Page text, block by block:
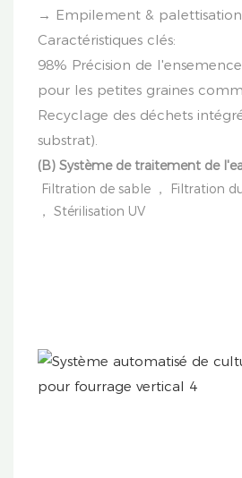
→ Empilement &
Caractéristiques clés:
98% Précision de
pour les petites graines
Recyclage des déchets
substrat).
(B) Système de traitement de
Filtration de sable ， Filtration
， Stérilisation UV